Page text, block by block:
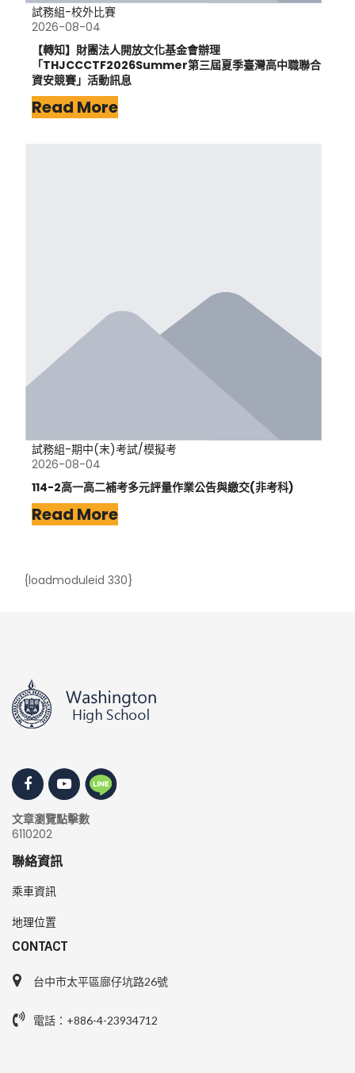
試務組-校外比賽
2026-08-04
【轉知】財團法人開放文化基金會辦理
「THJCCCTF2026Summer第三屆夏季臺灣高中職聯合
資安競賽」活動訊息
Read More
試務組-期中(末)考試/模擬考
2026-08-04
114-2高一高二補考多元評量作業公告與繳交(非考科)
Read More
{loadmoduleid 330}
文章瀏覽點擊數
6110202
聯絡資訊
乘車資訊
地理位置
CONTACT
台中市太平區廍仔坑路26號
電話：+886-4-23934712